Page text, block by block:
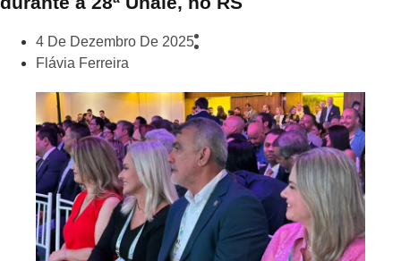
4 De Dezembro De 2025
Flávia Ferreira